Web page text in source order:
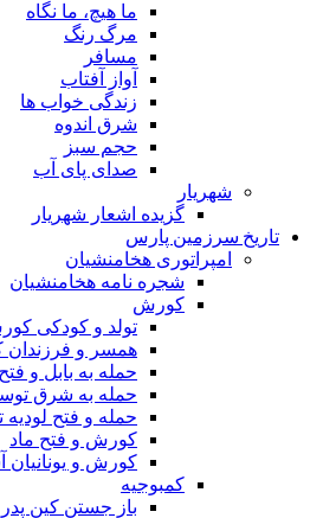
ما هیچ، ما نگاه
مرگ رنگ
مسافر
آواز آفتاب
زندگی خواب ها
شرق اندوه
حجم سبز
صدای پای آب
شهریار
گزیده اشعار شهریار
تاریخ سرزمین پارس
امپراتوری هخامنشیان
شجره نامه هخامنشیان
کورش
تولد و کودکی
همسر و
حمله به بابل و
حمله به شرق
حمله و فتح
کورش و فتح ماد
کورش و یونانیان
کمبوجیه
باز جستن کین پدر